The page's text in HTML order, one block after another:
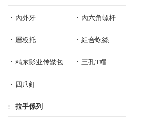
內外牙 內六角螺杆
層板托 組合螺絲
精东影业传媒包 三孔T帽
四爪釘
拉手係列